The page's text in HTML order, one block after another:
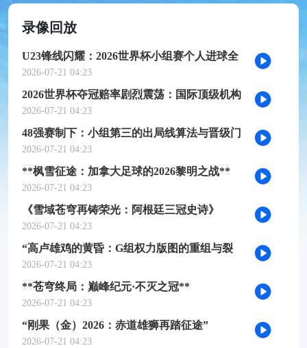
录像回放
U23锋线闪耀：2026世界杯小组赛个人进球全
记录
2026-07-21 04:23
2026世界杯夺冠赔率剧烈震荡：国际顶级机构
最新榜单出炉
2026-07-21 04:23
48强赛制下：小组第三的出局线算法与晋级门
槛推演
2026-07-21 04:23
**枫雪征途：加拿大足球的2026黎明之战**
2026-07-21 04:23
《雪域苍穹再铸荣光：阿根廷三冠史诗》
2026-07-21 04:23
“高卢雄鸡的黄昏：G组权力版图的重组与裂
变”
2026-07-21 04:23
**苍穹终局：巅峰纪元·不灭之冠**
2026-07-21 04:23
“刚果（金）2026：赤道雄狮再踏征途”
2026-07-21 04:23